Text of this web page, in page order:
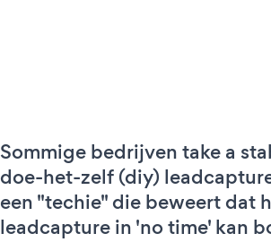
Sommige bedrijven take a
doe-het-zelf (diy)
een "techie" die beweert dat
leadcapture in 'no time' kan